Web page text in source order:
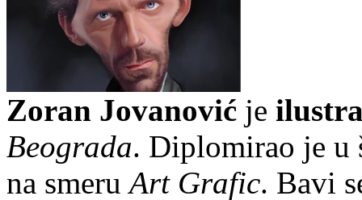
Zoran Jovanović je
Beograda. Diplomirao je
na smeruArt Grafic. Bavi